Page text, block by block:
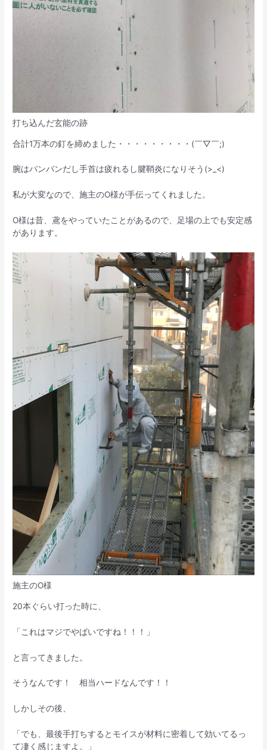
打ち込んだ玄能の跡
合計1万本の釘を締めました・・・・・・・・・(￣▽￣;)
腕はパンパンだし手首は疲れるし腱鞘炎になりそう(>_<)
私が大変なので、施主のO様が手伝ってくれました。
O様は昔、鳶をやっていたことがあるので、足場の上でも安定感
があります。
施主のO様
20本ぐらい打った時に、
「これはマジでやばいですね！！！」
と言ってきました。
そうなんです！ 相当ハードなんです！！
しかしその後、
「でも、最後手打ちするとモイスが材料に密着して効いてるっ
て凄く感じますよ。」